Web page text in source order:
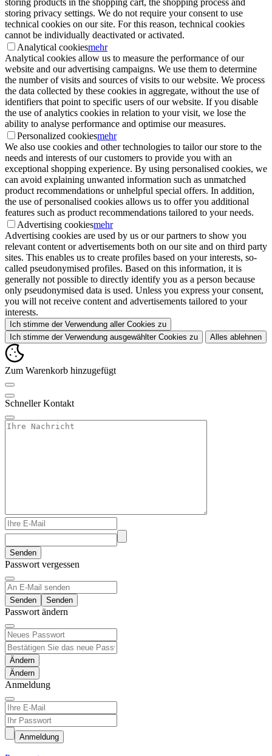
storing products in the shopping cart, the shopping process and
storing privacy settings. We do not require your consent to use
technical cookies on our site. For this reason, technical cookies
cannot be individually deactivated or activated.
Analytical cookiesmehr
Analytical cookies allow us to measure the performance of our
website and our advertising campaigns. We use them to determine
the number of visits and sources of visits to our website. We process
the data collected by these cookies in aggregate, without the use of
identifiers that point to specific users of our website. If you disable
the use of analytics cookies in relation to your visit, we lose the
ability to analyse performance and optimise our measures.
Personalized cookiesmehr
We also use cookies and other technologies to tailor our store to the
needs and interests of our customers to provide you with an
exceptional shopping experience. By using personalised cookies, we
can avoid explaining unwanted information such as unmatched
product recommendations or unhelpful special offers. In addition,
the use of personalised cookies allows us to offer you additional
features such as product recommendations tailored to your needs.
Advertising cookiesmehr
Advertising cookies are used by us or our partners to show you
relevant content or advertisements both on our site and on third party
sites. This enables us to create profiles based on your interests, so-
called pseudonymised profiles. Based on this information, it is
generally not possible to directly identify you as a person because
only pseudonymised data is used. Unless you express your consent,
you will not receive content and advertisements tailored to your
interests.
Ich stimme der Verwendung aller Cookies zu
Ich stimme der Verwendung ausgewählter Cookies zu
Alles ablehnen
Zum Warenkorb hinzugefügt
Schneller Kontakt
Senden
Passwort vergessen
Senden
Passwort ändern
Ändern
Anmeldung
Anmeldung